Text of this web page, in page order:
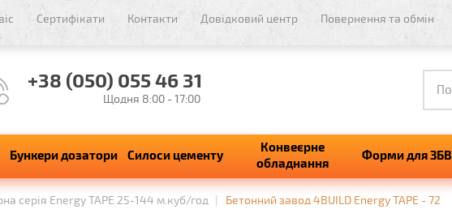
Сертифікати Контакти Довідковий центр Повернення та обмін
+38 (050) 055 46 31
Щодня 8:00 - 17:00
Бункери дозатори Силоси цементу
Конвеєрне
обладнання
Форми для ЗБВ
серія Energy TAPE 25-144 м.куб/год Бетонний завод 4BUILD Energy TAPE - 72